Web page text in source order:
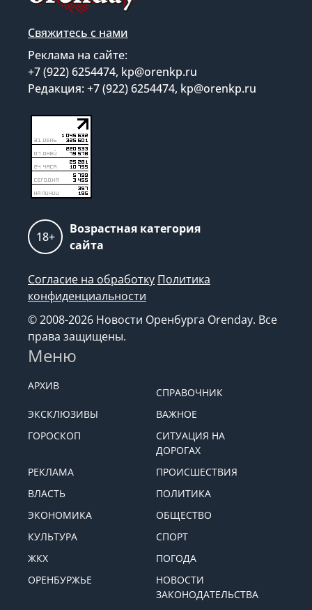
Свяжитесь с нами
Реклама на сайте:
+7 (922) 6254474, kp@orenkp.ru
Редакция: +7 (922) 6254474, kp@orenkp.ru
18+
Возрастная категория
сайта
Согласие на обработку Политика
конфиденциальности
© 2008-2026 Новости Оренбурга Orenday. Все
права защищены.
Меню
АРХИВ
СПРАВОЧНИК
ЭКСКЛЮЗИВЫ
ВАЖНОЕ
ГОРОСКОП
СИТУАЦИЯ НА
ДОРОГАХ
РЕКЛАМА
ПРОИСШЕСТВИЯ
ВЛАСТЬ
ПОЛИТИКА
ЭКОНОМИКА
ОБЩЕСТВО
КУЛЬТУРА
СПОРТ
ЖКХ
ПОГОДА
ОРЕНБУРЖЬЕ
НОВОСТИ
ЗАКОНОДАТЕЛЬСТВА